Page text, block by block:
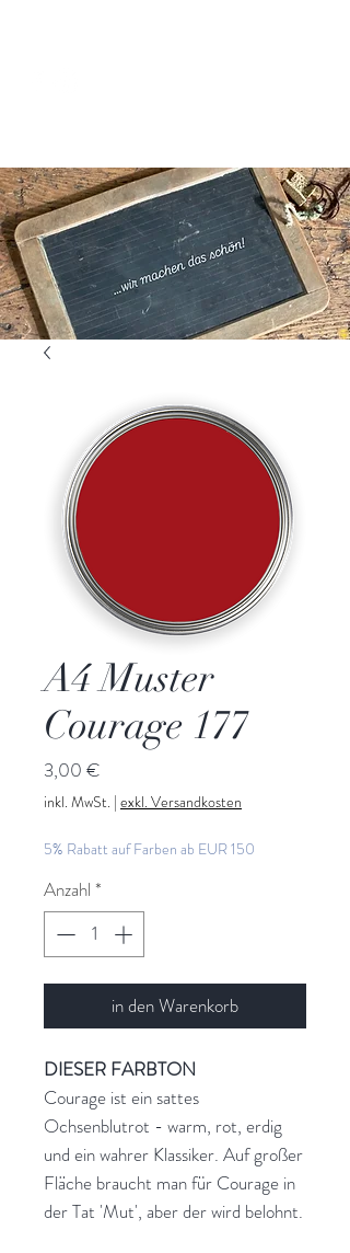
A4 Muster
Courage 177
3,00 €
inkl. MwSt. | exkl. Versandkosten
5% Rabatt auf Farben ab EUR 150
Anzahl *
in den Warenkorb
DIESER FARBTON
Courage ist ein sattes
Ochsenblutrot - warm, rot, erdig
und ein wahrer Klassiker. Auf großer
Fläche braucht man für Courage in
der Tat 'Mut', aber der wird belohnt.